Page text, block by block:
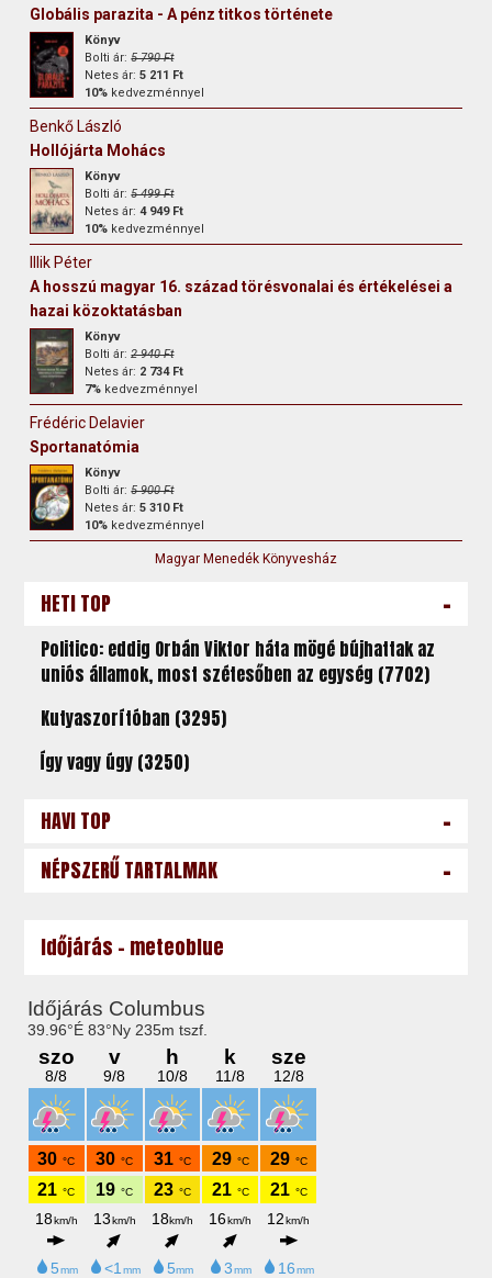
Globális parazita - A pénz titkos története
Könyv
Bolti ár:5 790 Ft
Netes ár:5 211 Ft
10% kedvezménnyel
Benkő László
Hollójárta Mohács
Könyv
Bolti ár:5 499 Ft
Netes ár:4 949 Ft
10% kedvezménnyel
Illik Péter
A hosszú magyar 16. század törésvonalai és értékelései a
hazai közoktatásban
Könyv
Bolti ár:2 940 Ft
Netes ár: 2 734 Ft
7% kedvezménnyel
Frédéric Delavier
Sportanatómia
Könyv
Bolti ár:5 900 Ft
Netes ár:5 310 Ft
10% kedvezménnyel
Magyar Menedék Könyvesház
HETI TOP -
Politico: eddig Orbán Viktor háta mögé bújhattak az
uniós államok, most szétesőben az egység (7702)
Kutyaszorítóban (3295)
Így vagy úgy (3250)
HAVI TOP -
NÉPSZERŰ TARTALMAK -
Időjárás - meteoblue